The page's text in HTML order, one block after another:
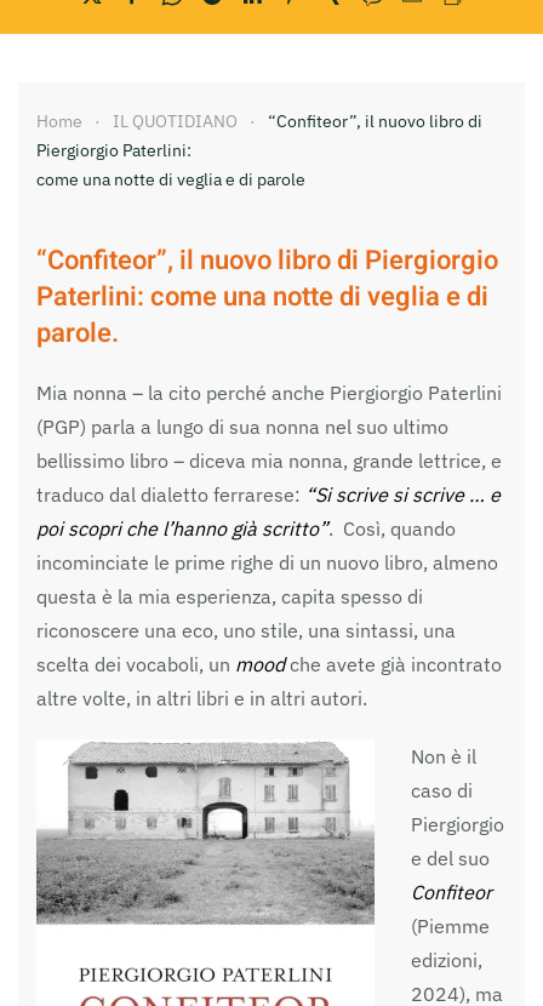
Home IL QUOTIDIANO
“Confiteor”, il nuovo libro di
Piergiorgio Paterlini:
come una notte di veglia e di parole
“Confiteor”, il nuovo libro di Piergiorgio
Paterlini: come una notte di veglia e di
parole.
Mia nonna – la cito perché anche Piergiorgio Paterlini
(PGP) parla a lungo di sua nonna nel suo ultimo
bellissimo libro – diceva mia nonna, grande lettrice, e
traduco dal dialetto ferrarese: “Si scrive si scrive … e
poi scopri che l’hanno già scritto”. Così, quando
incominciate le prime righe di un nuovo libro, almeno
questa è la mia esperienza, capita spesso di
riconoscere una eco, uno stile, una sintassi, una
scelta dei vocaboli, un moodche avete già incontrato
altre volte, in altri libri e in altri autori.
Non è il
caso di
Piergiorgio
e del suo
Confiteor
(Piemme
edizioni,
2024), ma